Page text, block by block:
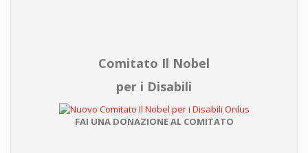
Comitato Il Nobel
per i Disabili
FAI UNA DONAZIONE AL COMITATO